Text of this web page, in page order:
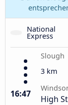
National
Express
Slough
3 km
16:47 High